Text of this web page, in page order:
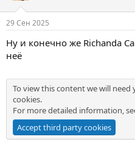
29 Сен 2025
Ну и конечно же Richanda
неё
To view this content we will
cookies.
For more detailed information,
Accept third party cookies